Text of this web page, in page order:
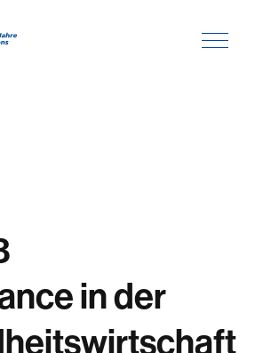
in der